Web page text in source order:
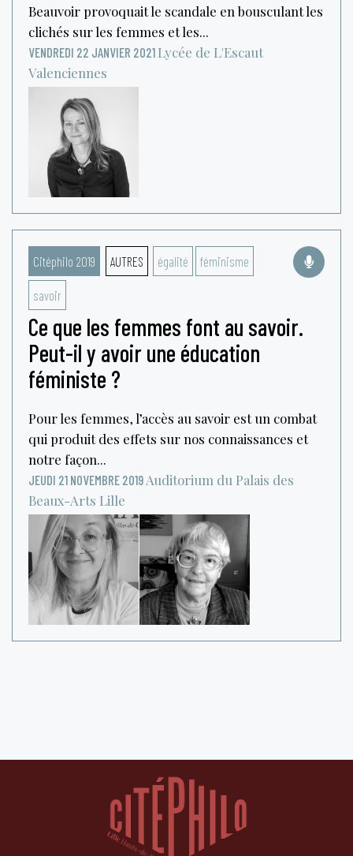
Beauvoir provoquait le scandale en bousculant les
clichés sur les femmes et les...
VENDREDI 22 JANVIER 2021 Lycée de L'Escaut
Valenciennes
Citéphilo 2019 AUTRES égalité féminisme
savoir
Ce que les femmes font au savoir.
Peut-il y avoir une éducation
féministe ?
Pour les femmes, l’accès au savoir est un combat
qui produit des effets sur nos connaissances et
notre façon...
JEUDI 21 NOVEMBRE 2019 Auditorium du Palais des
Beaux-Arts Lille